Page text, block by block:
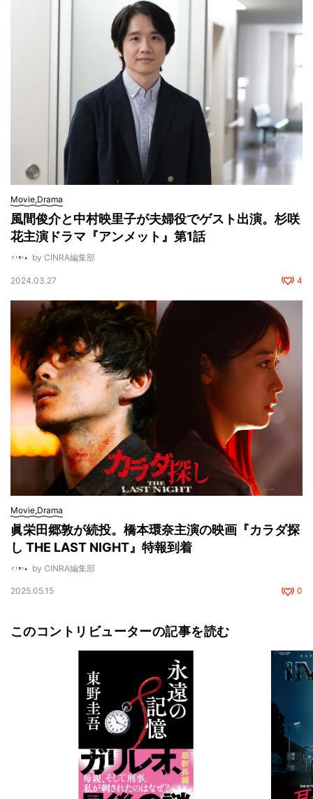
Movie,Drama
風間俊介と中村映里子が夫婦役でゲスト出演。杉咲
花主演ドラマ『アンメット』第1話
by CINRA編集部
2024.03.27 4
Movie,Drama
眞栄田郷敦が続投。橋本環奈主演の映画『カラダ探
し THE LAST NIGHT』特報到着
by CINRA編集部
2025.05.15 0
このコントリビューターの記事を読む